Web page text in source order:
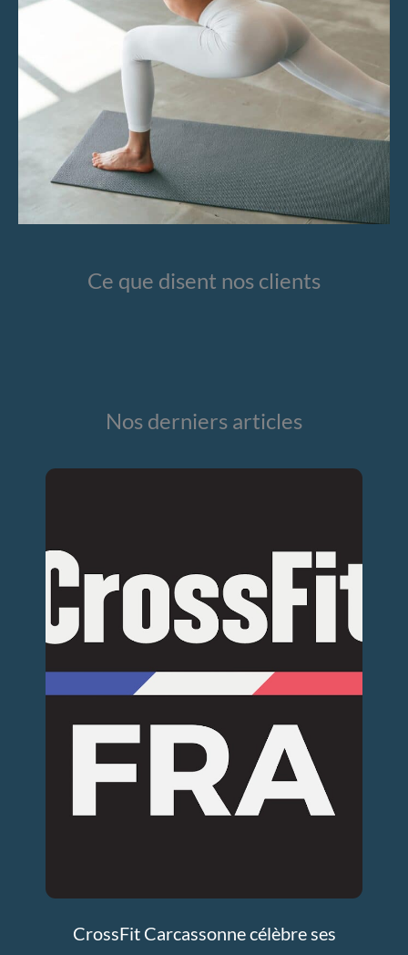
Ce que disent nos clients
Nos derniers articles
CrossFit Carcassonne célèbre ses